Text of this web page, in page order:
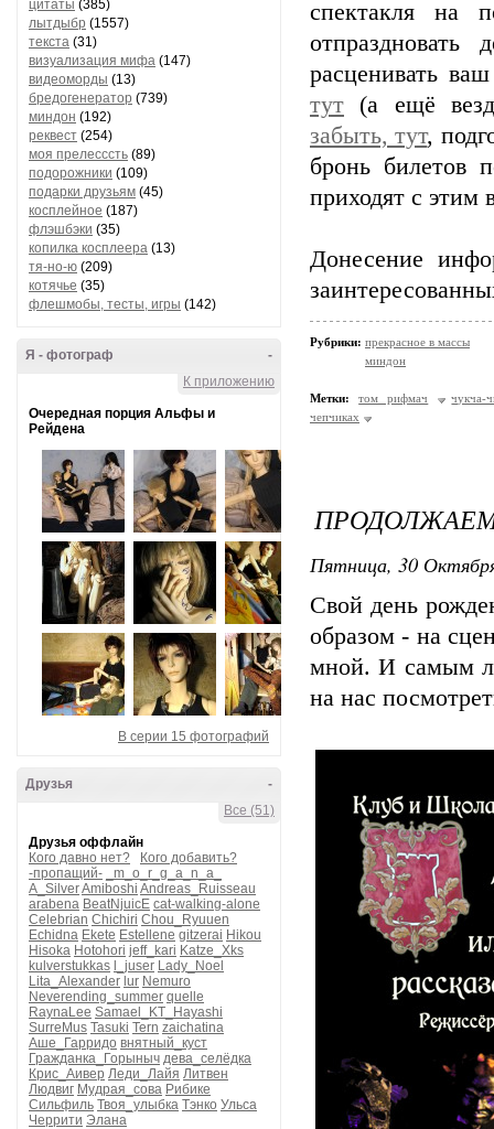
цитаты (385)
лытдыбр (1557)
текста (31)
визуализация мифа (147)
видеоморды (13)
бредогенератор (739)
миндон (192)
реквест (254)
моя прелесссть (89)
подорожники (109)
подарки друзьям (45)
косплейное (187)
флэшбэки (35)
копилка косплеера (13)
тя-но-ю (209)
котячье (35)
флешмобы, тесты, игры (142)
-
Я - фотограф
К приложению
Очередная порция Альфы и
Рейдена
В серии 15 фотографий
-
Друзья
Все (51)
Друзья оффлайн
Кого давно нет?
Кого добавить?
-пропащий-
_m_o_r_g_a_n_a_
A_SilverAmiboshi Andreas_Ruisseau
arabena BeatNjuicE cat-walking-alone
Celebrian Chichiri Chou_Ryuuen
Echidna Ekete Estellene gitzerai Hikou
Hisoka Hotohori jeff_kari Katze_Xks
kulverstukkas
l_juser Lady_Noel
Lita_Alexander lur Nemuro
Neverending_summer quelle
RaynaLee Samael_KT_Hayashi
SurreMus Tasuki Tern zaichatina
Аше_Гарридо внятный_куст
Гражданка_Горыныч дева_селёдка
Крис_Аивер Леди_Лайя Литвен
Людвиг Мудрая_сова Рибике
Сильфиль Твоя_улыбка Тэнко Ульса
Черрити Элана
спектакля на
отпраздновать
расценивать
тут (а ещё
забыть, тут,
бронь билетов
приходят с этим
Донесение
Рубрики: прекрасное в массы
миндон
Метки: том рифмач
чукча-
чепчиках
Пятница, 30
Свой день
образом - на
мной. И самым
на нас